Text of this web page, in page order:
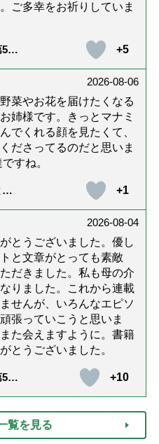
ご多幸をお祈りしていま
+5
2026-08-06
菜やお花を届けたくなる
姉様です。きっとマナミ
でくれる顔を見たくて、
ださってるのだと思いま
すね。
+1
2026-08-04
とうございました。優し
と文章がとっても素敵
だきました。私も母の介
りました。これから連載
せんが、いろんなエピソ
張っていこうと思いま
た会えますように。書籍
とうございました。
+10
覧を見る